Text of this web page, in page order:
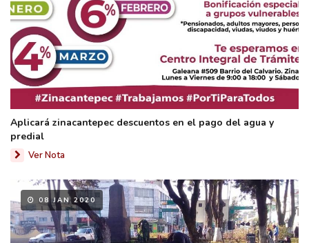
Aplicará zinacantepec descuentos en el pago del agua y
predial
Ver Nota
08 JAN 2020